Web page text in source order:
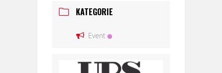
KATEGORIE
Event